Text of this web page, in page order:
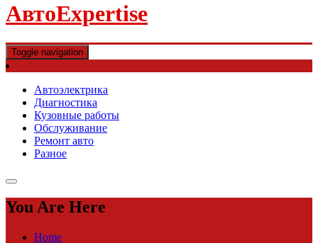
АвтоExpertise
Toggle navigation
Автоэлектрика
Диагностика
Кузовные работы
Обслуживание
Ремонт авто
Разное
You Are Here
Home